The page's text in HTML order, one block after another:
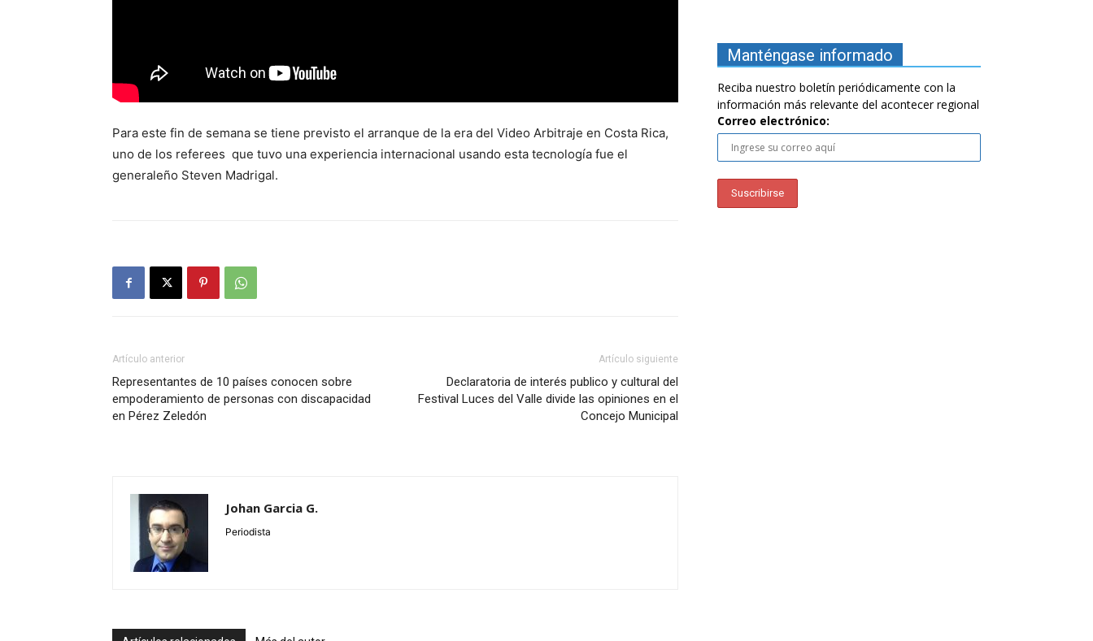
Para este fin de semana se tiene previsto el arranque de la era del Video Arbitraje en Costa Rica,
uno de los referees que tuvo una experiencia internacional usando esta tecnología fue el
generaleño Steven Madrigal.
Artículo anterior
Representantes de 10 países conocen sobre
empoderamiento de personas con discapacidad
en Pérez Zeledón
Artículo siguiente
Declaratoria de interés publico y cultural del
Festival Luces del Valle divide las opiniones en el
Concejo Municipal
Johan Garcia G.
Periodista
Manténgase informado
Reciba nuestro boletín periódicamente con la
información más relevante del acontecer regional
Correo electrónico: